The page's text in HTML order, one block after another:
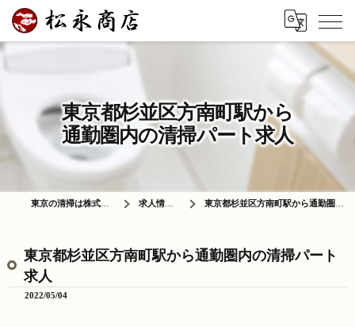
東京都杉並区方南町駅から
通勤圏内の清掃パート求人
東京の清掃は株式会社松永商店 求人情報ブログ 東京都杉並区方南町駅から通勤圏内の清掃パート求人
東京都杉並区方南町駅から通勤圏内の清掃パート
求人
2022/05/04